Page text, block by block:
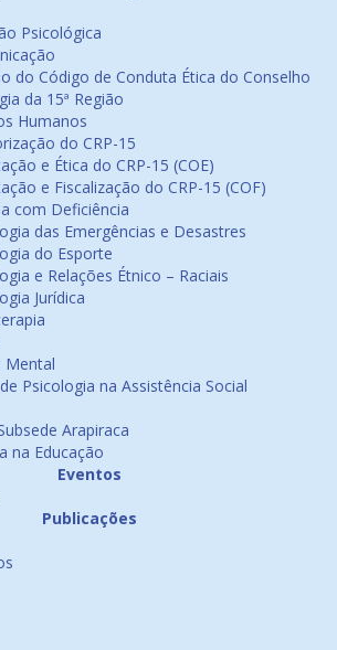
Psicológica
do Código de Conduta Ética do Conselho
da 15ª Região
Humanos
do CRP-15
e Ética do CRP-15 (COE)
e Fiscalização do CRP-15 (COF)
com Deficiência
das Emergências e Desastres
do Esporte
e Relações Étnico – Raciais
Jurídica
Mental
Psicologia na Assistência Social
Arapiraca
na Educação
Eventos
Publicações